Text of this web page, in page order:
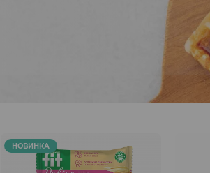
Готовые замороженные продукты
НОВИНКА